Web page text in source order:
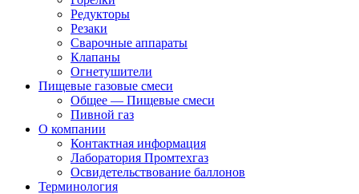
Редукторы
Резаки
Сварочные аппараты
Клапаны
Огнетушители
Пищевые газовые смеси
Общее — Пищевые смеси
Пивной газ
О компании
Контактная информация
Лаборатория Промтехгаз
Освидетельствование баллонов
Терминология